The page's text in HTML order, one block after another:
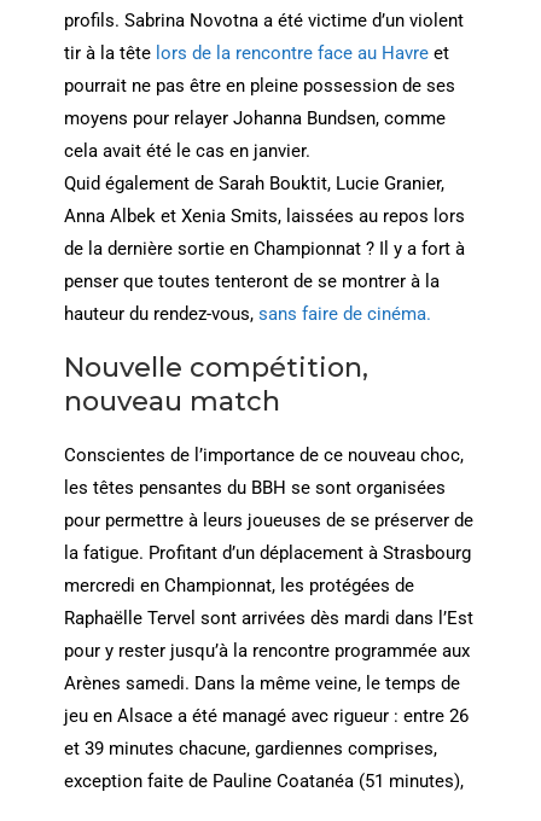
profils. Sabrina Novotna a été victime d’un violent
tir à la tête lors de la rencontre face au Havreet
pourrait ne pas être en pleine possession de ses
moyens pour relayer Johanna Bundsen, comme
cela avait été le cas en janvier.
Quid également de Sarah Bouktit, Lucie Granier,
Anna Albek et Xenia Smits, laissées au repos lors
de la dernière sortie en Championnat ? Il y a fort à
penser que toutes tenteront de se montrer à la
hauteur du rendez-vous, sans faire de cinéma.
Nouvelle compétition,
nouveau match
Conscientes de l’importance de ce nouveau choc,
les têtes pensantes du BBH se sont organisées
pour permettre à leurs joueuses de se préserver de
la fatigue. Profitant d’un déplacement à Strasbourg
mercredi en Championnat, les protégées de
Raphaëlle Tervel sont arrivées dès mardi dans l’Est
pour y rester jusqu’à la rencontre programmée aux
Arènes samedi. Dans la même veine, le temps de
jeu en Alsace a été managé avec rigueur : entre 26
et 39 minutes chacune, gardiennes comprises,
exception faite de Pauline Coatanéa (51 minutes),